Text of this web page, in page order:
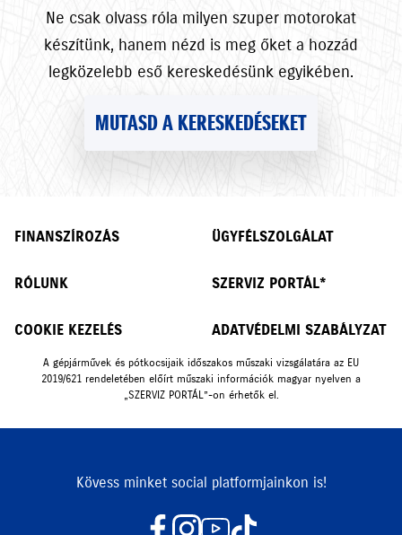
Ne csak olvass róla milyen szuper motorokat
készítünk, hanem nézd is meg őket a hozzád
legközelebb eső kereskedésünk egyikében.
MUTASD A KERESKEDÉSEKET
FINANSZÍROZÁS ÜGYFÉLSZOLGÁLAT
RÓLUNK SZERVIZ PORTÁL*
COOKIE KEZELÉS ADATVÉDELMI SZABÁLYZAT
A gépjárművek és pótkocsijaik időszakos műszaki vizsgálatára az EU
2019/621 rendeletében előírt műszaki információk magyar nyelven a
„SZERVIZ PORTÁL”-on érhetők el.
Kövess minket social platformjainkon is!